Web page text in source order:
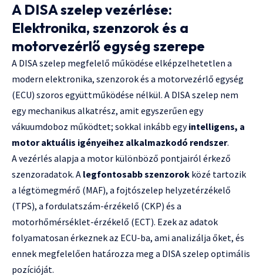
A DISA szelep vezérlése:
Elektronika, szenzorok és a
motorvezérlő egység szerepe
A DISA szelep megfelelő működése elképzelhetetlen a
modern elektronika, szenzorok és a motorvezérlő egység
(ECU) szoros együttműködése nélkül. A DISA szelep nem
egy mechanikus alkatrész, amit egyszerűen egy
vákuumdoboz működtet; sokkal inkább egyintelligens, a
motor aktuális igényeihez alkalmazkodó rendszer.
A vezérlés alapja a motor különböző pontjairól érkező
szenzoradatok. A legfontosabb szenzorok közé tartozik
a légtömegmérő (MAF), a fojtószelep helyzetérzékelő
(TPS), a fordulatszám-érzékelő (CKP) és a
motorhőmérséklet-érzékelő (ECT). Ezek az adatok
folyamatosan érkeznek az ECU-ba, ami analizálja őket, és
ennek megfelelően határozza meg a DISA szelep optimális
pozícióját.